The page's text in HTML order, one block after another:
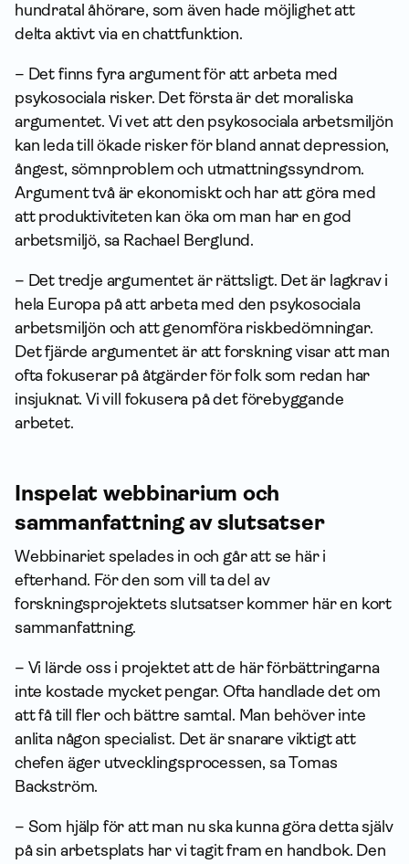
hundratal åhörare, som även hade möjlighet att
delta aktivt via en chattfunktion.
– Det finns fyra argument för att arbeta med
psykosociala risker. Det första är det moraliska
argumentet. Vi vet att den psykosociala arbetsmiljön
kan leda till ökade risker för bland annat depression,
ångest, sömnproblem och utmattnings­syndrom.
Argument två är ekonomiskt och har att göra med
att produktiviteten kan öka om man har en god
arbetsmiljö, sa Rachael Berglund.
– Det tredje argumentet är rättsligt. Det är lagkrav i
hela Europa på att arbeta med den psykosociala
arbetsmiljön och att genomföra riskbedömningar.
Det fjärde argumentet är att forskning visar att man
ofta fokuserar på åtgärder för folk som redan har
insjuknat. Vi vill fokusera på det förebyggande
arbetet.
Inspelat webbinarium och
sammanfattning av slutsatser
Webbinariet spelades in och går att se här i
efterhand. För den som vill ta del av
forskningsprojektets slutsatser kommer här en kort
sammanfattning.
– Vi lärde oss i projektet att de här förbättringarna
inte kostade mycket pengar. Ofta handlade det om
att få till fler och bättre samtal. Man behöver inte
anlita någon specialist. Det är snarare viktigt att
chefen äger utvecklingsprocessen, sa Tomas
Backström.
– Som hjälp för att man nu ska kunna göra detta själv
på sin arbetsplats har vi tagit fram en handbok. Den